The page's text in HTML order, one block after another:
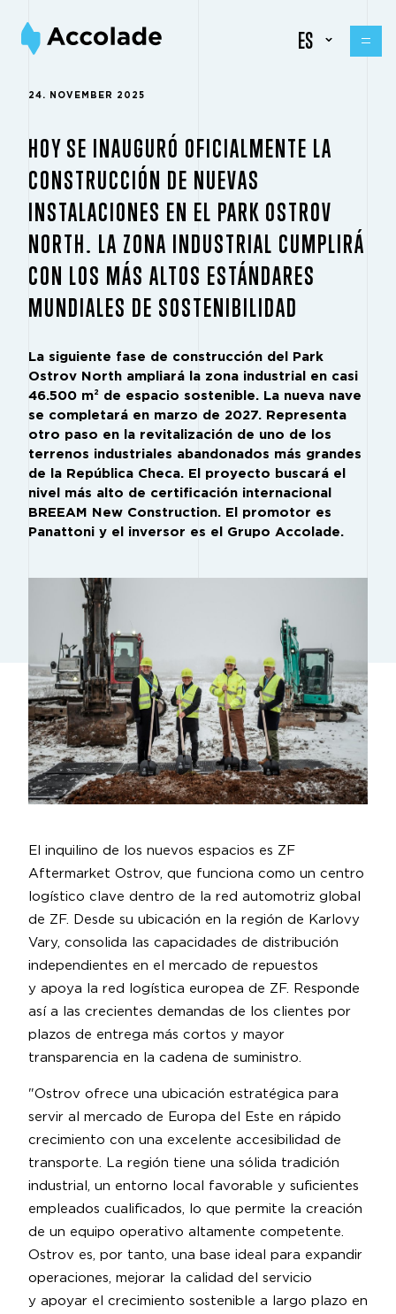
ES
24. NOVEMBER 2025
HOY SE INAUGURÓ OFICIALMENTE LA
CONSTRUCCIÓN DE NUEVAS
INSTALACIONES EN EL PARK OSTROV
NORTH. LA ZONA INDUSTRIAL CUMPLIRÁ
CON LOS MÁS ALTOS ESTÁNDARES
MUNDIALES DE SOSTENIBILIDAD
La siguiente fase de construcción del Park
Ostrov North ampliará la zona industrial en casi
46.500 m² de espacio sostenible. La nueva nave
se completará en marzo de 2027. Representa
otro paso en la revitalización de uno de los
terrenos industriales abandonados más grandes
de la República Checa. El proyecto buscará el
nivel más alto de certificación internacional
BREEAM New Construction. El promotor es
Panattoni y el inversor es el Grupo Accolade.
El inquilino de los nuevos espacios es ZF
Aftermarket Ostrov, que funciona como un centro
logístico clave dentro de la red automotriz global
de ZF. Desde su ubicación en la región de Karlovy
Vary, consolida las capacidades de distribución
independientes en el mercado de repuestos
y apoya la red logística europea de ZF. Responde
así a las crecientes demandas de los clientes por
plazos de entrega más cortos y mayor
transparencia en la cadena de suministro.
"Ostrov ofrece una ubicación estratégica para
servir al mercado de Europa del Este en rápido
crecimiento con una excelente accesibilidad de
transporte. La región tiene una sólida tradición
industrial, un entorno local favorable y suficientes
empleados cualificados, lo que permite la creación
de un equipo operativo altamente competente.
Ostrov es, por tanto, una base ideal para expandir
operaciones, mejorar la calidad del servicio
y apoyar el crecimiento sostenible a largo plazo en